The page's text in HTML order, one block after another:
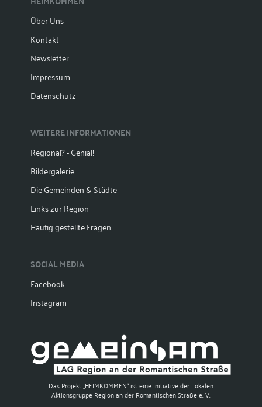
Über Uns
Kontakt
Newsletter
Impressum
Datenschutz
WEITERE INFORMATIONEN
Regional? - Genial!
Bildergalerie
Die Gemeinden & Städte
Links zur Region
Häufig gestellte Fragen
SOCIAL MEDIA
Facebook
Instagram
Das Projekt „HEIMKOMMEN“ ist eine Initiative der Lokalen
Aktionsgruppe Region an der Romantischen Straße e. V.